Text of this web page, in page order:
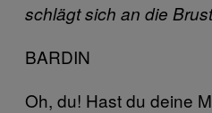
schlägt sich an die
BARDIN
Oh, du! Hast du deine